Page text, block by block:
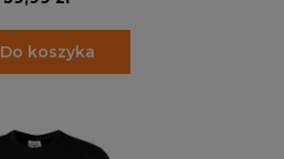
Do koszyka